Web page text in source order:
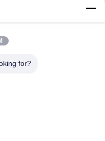
de Graafwerktuigrots,
Norm
Bucket With 1
for?